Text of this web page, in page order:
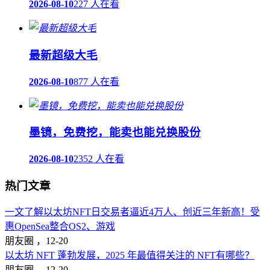
2026-08-10227 人在看
最新超级大毛
2026-08-10877 人在看
墨镜，免费挖，能卖也能兑换股份
2026-08-102352 人在看
热门文章
一文了解以太坊NFT日交易者逼近4万人、创近三年新高！受
惠OpenSea整合OS2、游戏
朋友圈 ， 12-20
以太坊 NFT 蓬勃发展，2025 年最值得关注的 NFT有哪些？